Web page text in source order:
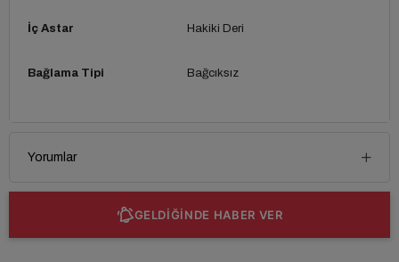
İç Astar Hakiki Deri
Bağlama Tipi Bağcıksız
Yorumlar
GELDİĞİNDE HABER VER